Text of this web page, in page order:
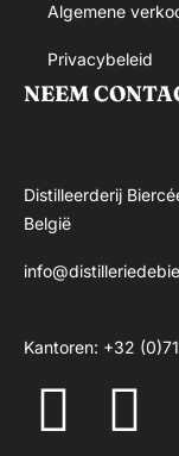
Algemene
Privacybeleid
NEEM
Distilleerderij
België
Kantoren: +32